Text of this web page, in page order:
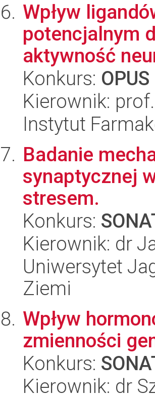
Wpływ
potencjalnym
aktywność
Konkurs: OPUS
Kierownik:
Instytut
Badanie
synaptycznej
stresem.
Konkurs:
Kierownik: dr
Uniwersytet
Ziemi
Wpływ
zmienności
Konkurs:
Kierownik: dr